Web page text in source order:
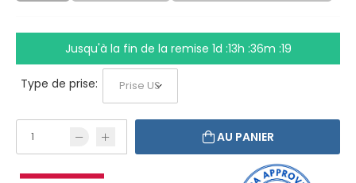
Jusqu'à la fin de la remise 1d :13h :36m :18
Type de prise:
AU PANIER